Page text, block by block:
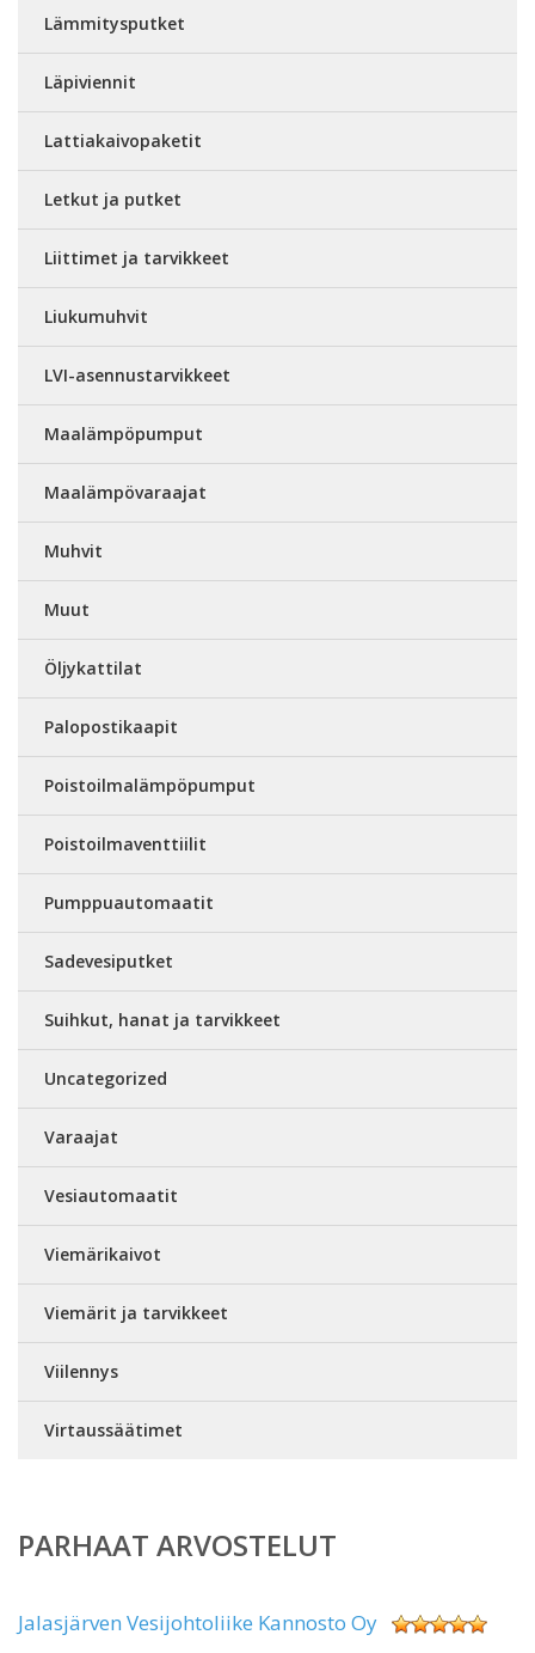
Lämmitysputket
Läpiviennit
Lattiakaivopaketit
Letkut ja putket
Liittimet ja tarvikkeet
Liukumuhvit
LVI-asennustarvikkeet
Maalämpöpumput
Maalämpövaraajat
Muhvit
Muut
Öljykattilat
Palopostikaapit
Poistoilmalämpöpumput
Poistoilmaventtiilit
Pumppuautomaatit
Sadevesiputket
Suihkut, hanat ja tarvikkeet
Uncategorized
Varaajat
Vesiautomaatit
Viemärikaivot
Viemärit ja tarvikkeet
Viilennys
Virtaussäätimet
PARHAAT ARVOSTELUT
Jalasjärven Vesijohtoliike Kannosto Oy